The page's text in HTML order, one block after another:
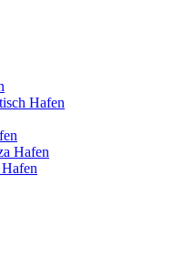
Hafen
Hafen
Hafen